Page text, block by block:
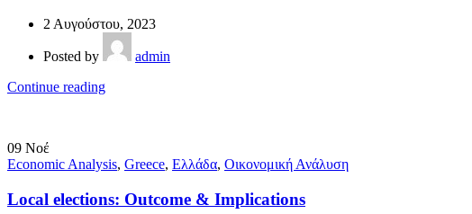
2 Αυγούστου, 2023
Posted by
admin
Continue reading
09 Νοέ
Economic Analysis, Greece, Ελλάδα, Οικονομική Ανάλυση
Local elections: Outcome & Implications